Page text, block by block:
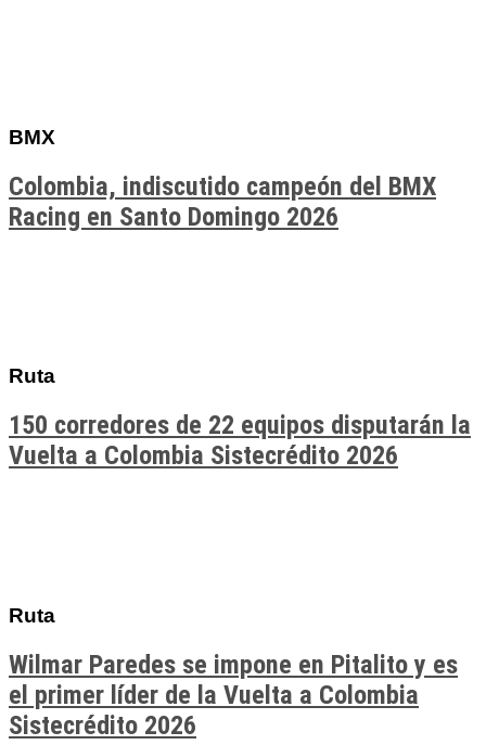
BMX
Colombia, indiscutido campeón del BMX
Racing en Santo Domingo 2026
Ruta
150 corredores de 22 equipos disputarán la
Vuelta a Colombia Sistecrédito 2026
Ruta
Wilmar Paredes se impone en Pitalito y es
el primer líder de la Vuelta a Colombia
Sistecrédito 2026